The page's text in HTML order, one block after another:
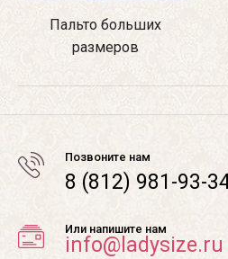
Пальто больших
размеров
Позвоните нам
8 (812) 981-93-
Или напишите нам
info@ladysize.ru